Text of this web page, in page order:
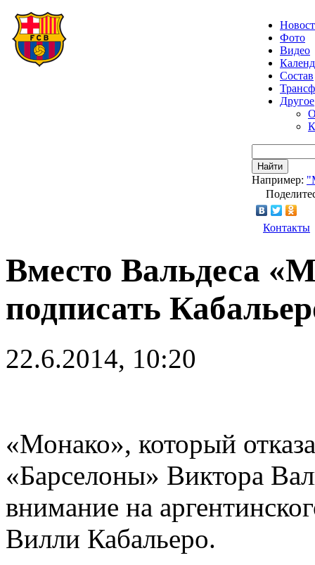
Фото
Видео
Состав
Другое
Найти
Например:
Контакты
Вместо Вальдеса
подписать
22.6.2014, 10:20
«Монако», который
«Барселоны» Виктора
внимание на
Вилли Кабальеро.